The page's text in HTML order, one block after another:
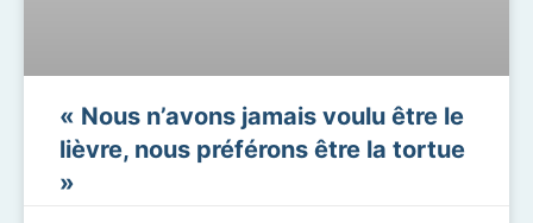
« Nous n’avons jamais voulu être le
lièvre, nous préférons être la tortue
»